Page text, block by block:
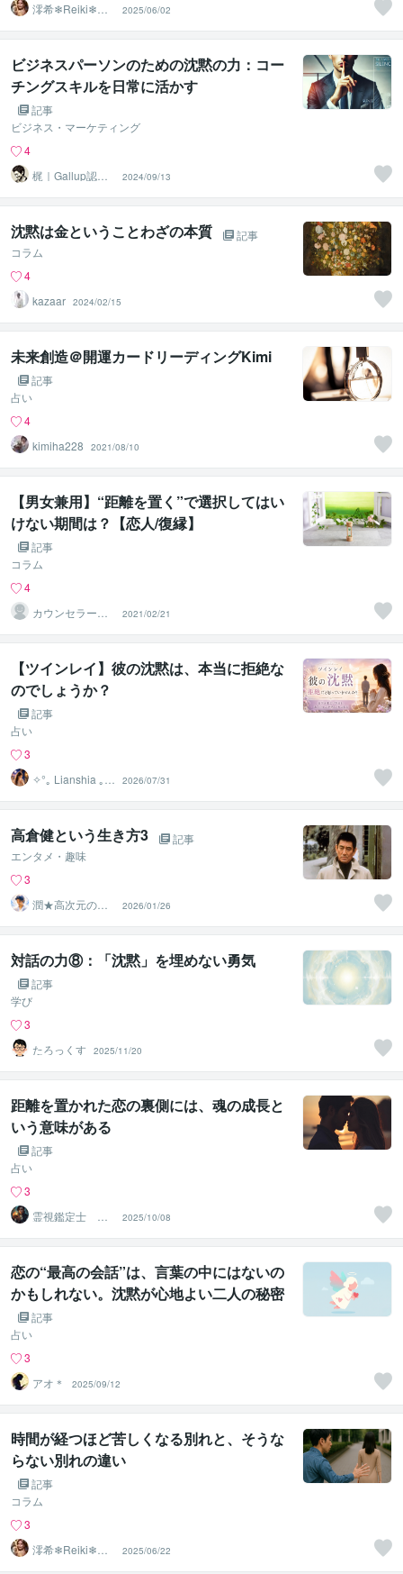
澪希❄Reiki❄寄
り添い、癒しま
す
2025/06/02
ビジネスパーソンのための沈黙の力：コー
チングスキルを日常に活かす
記事
ビジネス・マーケティング
4
梶｜Gallup認定
ストレングスコ
ーチ
2024/09/13
沈黙は金ということわざの本質
記事
コラム
4
kazaar 2024/02/15
未来創造＠開運カードリーディングKimi
記事
占い
4
kimiha228
2021/08/10
【男女兼用】“距離を置く”で選択してはい
けない期間は？【恋人/復縁】
記事
コラム
4
カウンセラー佐
藤愛
2021/02/21
【ツインレイ】彼の沈黙は、本当に拒絶な
のでしょうか？
記事
占い
3
✧°｡ Lianshia ｡°
2026/07/31
高倉健という生き方3
記事
エンタメ・趣味
3
潤★高次元の声
を届ける宇宙チ
ャネラー
2026/01/26
対話の力⑧：「沈黙」を埋めない勇気
記事
学び
3
たろっくす
2025/11/20
距離を置かれた恋の裏側には、魂の成長と
いう意味がある
記事
占い
3
霊視鑑定士 昴
流（すばる）※ブ
ログ更新中
2025/10/08
恋の“最高の会話”は、言葉の中にはないの
かもしれない。沈黙が心地よい二人の秘密
記事
占い
3
アオ＊
2025/09/12
時間が経つほど苦しくなる別れと、そうな
らない別れの違い
記事
コラム
3
澪希❄Reiki❄寄
り添い、癒しま
す
2025/06/22